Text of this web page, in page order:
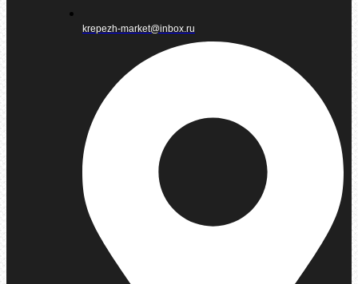
krepezh-market@inbox.ru